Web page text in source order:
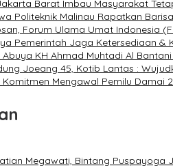
Barat Imbau Masyarakat
Politeknik Malinau Rapatkan
Forum Ulama Umat Indonesia
Pemerintah Jaga Ketersediaan &
Abuya KH Ahmad Muhtadi Al
Joeang 45, Kotib Lantas :
Komitmen Mengawal Pemilu Damai
Megawati, Bintang Puspayoga